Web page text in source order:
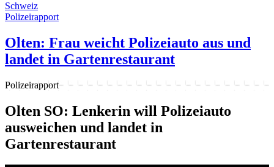
Schweiz
Polizeirapport
Olten: Frau weicht Polizeiauto aus und
landet in Gartenrestaurant
Polizeirapport
Olten SO: Lenkerin will Polizeiauto
ausweichen und landet in
Gartenrestaurant